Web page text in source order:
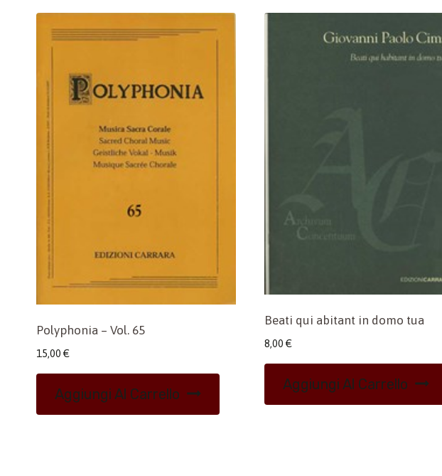
Polyphonia – Vol. 65
15,00 €
Aggiungi Al Carrello
Beati qui abitant in domo tua
8,00 €
Aggiungi Al Carrello